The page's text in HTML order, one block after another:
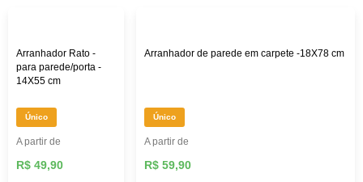
Arranhador Rato -
para parede/porta -
14X55 cm
Único
A partir de
R$ 49,90
Arranhador de parede em carpete -18X78 cm
Único
A partir de
R$ 59,90